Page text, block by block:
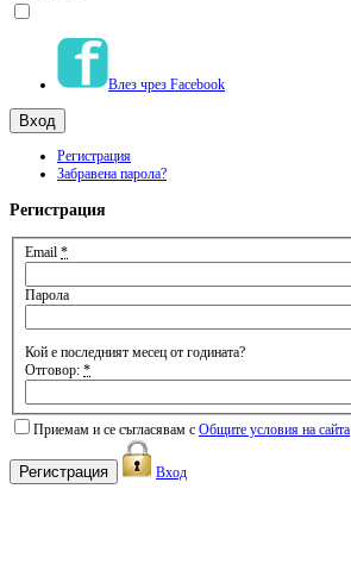
Влез чрез Facebook
Регистрация
Забравена парола?
Регистрация
Email *
Парола
Кой е последният месец от годината?
Отговор: *
Приемам и се съгласявам с Общите условия на сайта
Вход